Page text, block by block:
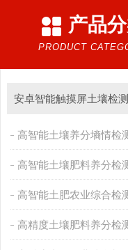
产品
PRODUCT
安卓智能触摸屏土壤检
高智能土壤养分墒情检
高智能土壤肥料养分检
高智能土肥农业综合检
高精度土壤肥料养分检